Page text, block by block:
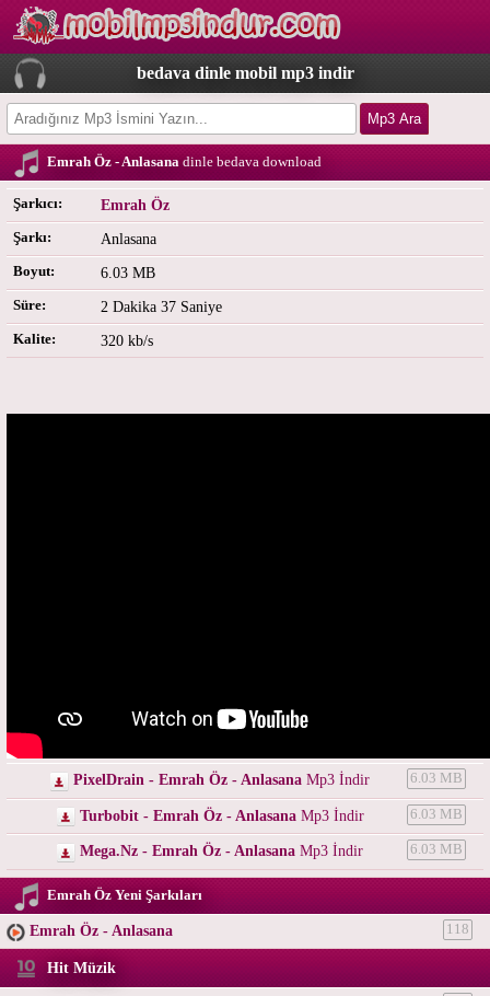
bedava dinle mobil mp3 indir
Emrah Öz - Anlasanadinle bedava download
Şarkıcı: Emrah Öz
Şarkı: Anlasana
Boyut: 6.03 MB
Süre: 2 Dakika 37 Saniye
Kalite: 320 kb/s
PixelDrain - Emrah Öz - Anlasana Mp3 İndir 6.03 MB
Turbobit - Emrah Öz - AnlasanaMp3 İndir 6.03 MB
Mega.Nz - Emrah Öz - Anlasana Mp3 İndir 6.03 MB
Emrah Öz Yeni Şarkıları
Emrah Öz - Anlasana 118
Hit Müzik